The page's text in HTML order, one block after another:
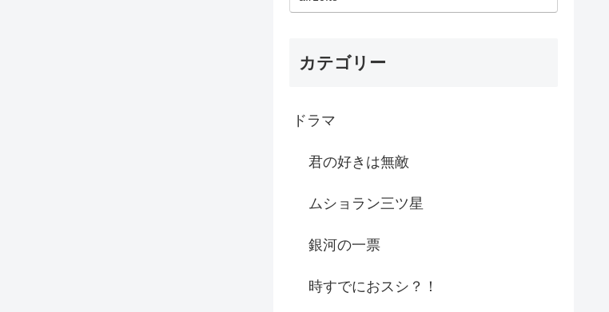
カテゴリー
ドラマ
君の好きは無敵
ムショラン三ツ星
銀河の一票
時すでにおスシ？！